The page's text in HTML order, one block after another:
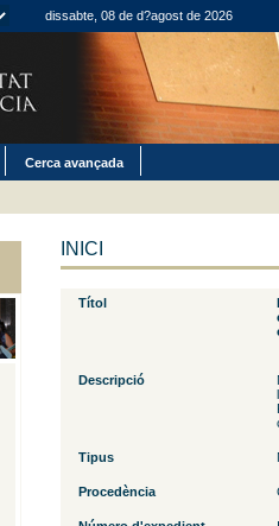
dissabte, 08 de d?agost de 2026
Cerca avançada
INICI
Títol
Descripció
Tipus
Procedència